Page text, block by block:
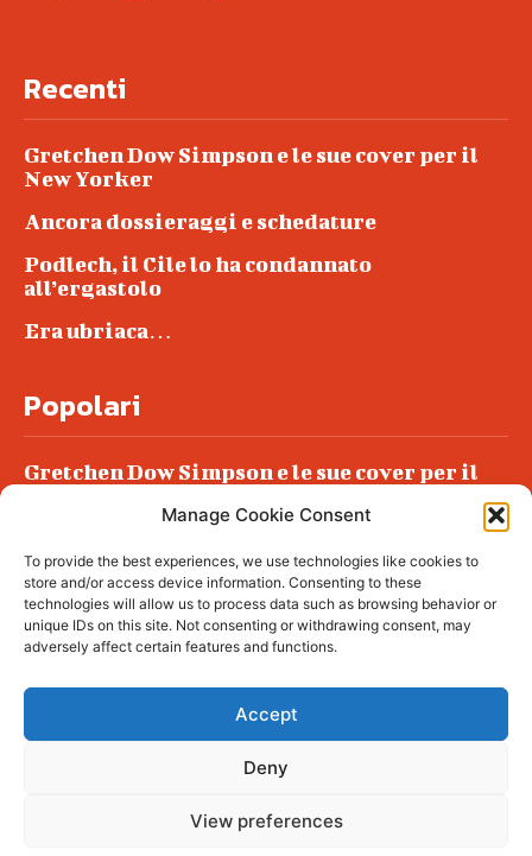
Manage Cookie Consent
To provide the best experiences, we use technologies like cookies to
store and/or access device information. Consenting to these
technologies will allow us to process data such as browsing behavior or
unique IDs on this site. Not consenting or withdrawing consent, may
adversely affect certain features and functions.
Accept
Deny
View preferences
Recenti
Gretchen Dow Simpson e le sue cover per il
New Yorker
Ancora dossieraggi e schedature
Podlech, il Cile lo ha condannato
all’ergastolo
Era ubriaca…
Popolari
Gretchen Dow Simpson e le sue cover per il
Podlech, il Cile lo ha condannato
all’ergastolo
Era ubriaca…
© tagDiv - All rights reserved. Made with
complete News Portal about living, lifestyle,
fashion and wellness. Take your time and